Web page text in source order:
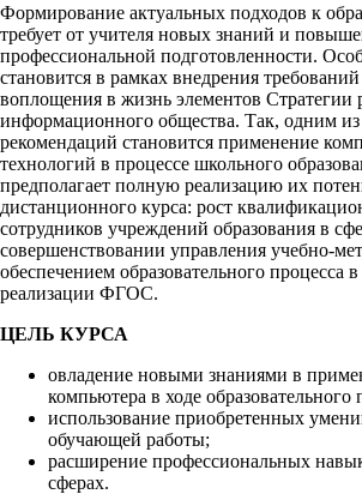
Формирование актуальных подходов к
требует от учителя новых знаний и
профессиональной подготовленности.
становится в рамках внедрения
воплощения в жизнь элементов Стратегии
информационного общества. Так, одним
рекомендаций становится применение
технологий в процессе школьного
предполагает полную реализацию их
дистанционного курса: рост
сотрудников учреждений образования в
совершенствовании управления учебно-
обеспечением образовательного процесса
реализации ФГОС.
ЦЕЛЬ КУРСА
овладение новыми знаниями в
компьютера в ходе образовательного
использование приобретенных
обучающей работы;
расширение профессиональных
сферах.